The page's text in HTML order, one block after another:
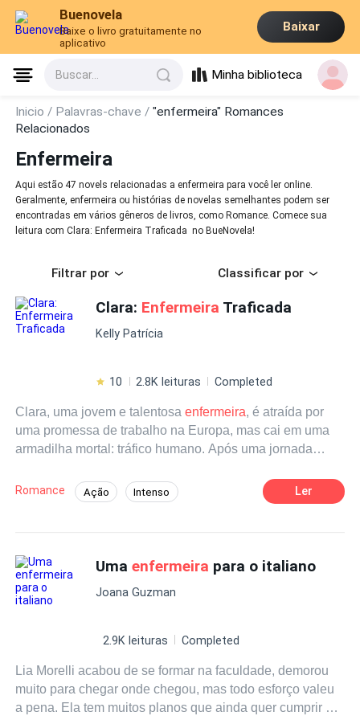
Buenovela
Baixe o livro gratuitamente no
aplicativo
Baixar
Buscar... Minha biblioteca
Inicio / Palavras-chave /"enfermeira" Romances
Relacionados
Enfermeira
Aqui estão 47 novels relacionadas a enfermeira para você ler online.
Geralmente, enfermeira ou histórias de novelas semelhantes podem ser
encontradas em vários gêneros de livros, como Romance. Comece sua
leitura com Clara: Enfermeira Traficada no BueNovela!
Filtrar por Classificar por
Clara: Enfermeira Traficada
Kelly Patrícia
10 2.8K leituras Completed
Clara, uma jovem e talentosaenfermeira, é atraída por
uma promessa de trabalho na Europa, mas cai em uma
armadilha mortal: tráfico humano. Após uma jornada
retornar ao Brasil, Clara reconstrói sua vida com a ajuda
do irmão, novos amigos e um intrigante chef que desperta
sua liberdade e felicidade, Clara se une à agência que a
salvou, determinada a derrubar o império criminoso que
Romance Ação Intenso Ler
Umaenfermeira para o italiano
Joana Guzman
2.9K leituras Completed
Lia Morelli acabou de se formar na faculdade, demorou
muito para chegar onde chegou, mas todo esforço valeu
a pena. Ela tem muitos planos que ainda quer cumprir e